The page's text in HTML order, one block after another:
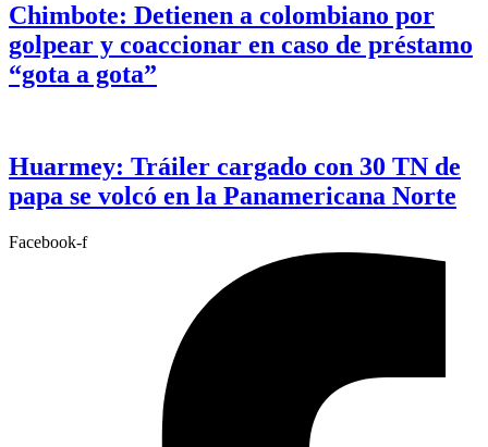
Chimbote: Detienen a colombiano por
golpear y coaccionar en caso de préstamo
“gota a gota”
Huarmey: Tráiler cargado con 30 TN de
papa se volcó en la Panamericana Norte
Facebook-f